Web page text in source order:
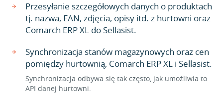
Przesyłanie szczegółowych danych o produktach
tj. nazwa, EAN, zdjęcia, opisy itd. z hurtowni oraz
Comarch ERP XL do Sellasist.
Synchronizacja stanów magazynowych oraz cen
pomiędzy hurtownią, Comarch ERP XL i Sellasist.
Synchronizacja odbywa się tak często, jak umożliwia to
API danej hurtowni.